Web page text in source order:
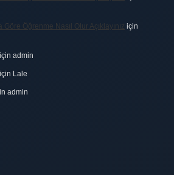
Öğrenme Nasıl Olur Açıklayınız için
için admin
için Lale
admin